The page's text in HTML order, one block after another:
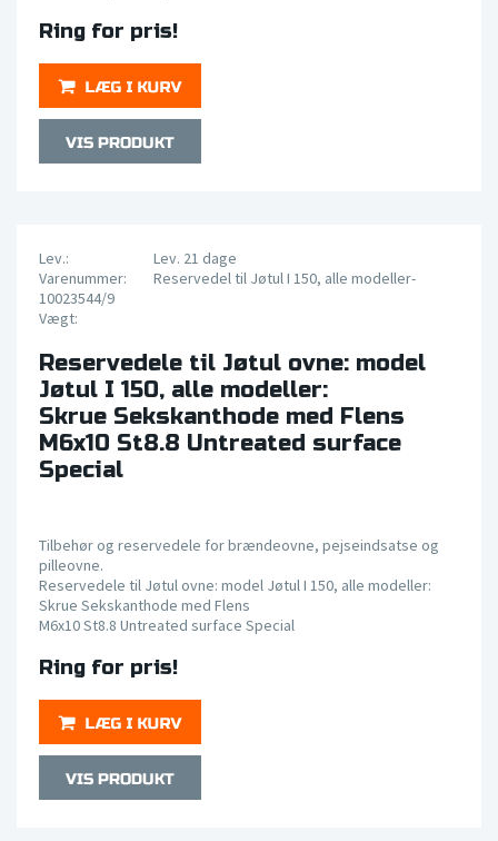
Ring for pris!
Lev.:
Lev. 21 dage
Varenummer:
Reservedel til Jøtul I 150, alle modeller-
10023544/9
Vægt:
Reservedele til Jøtul ovne: model
Jøtul I 150, alle modeller:
Skrue Sekskanthode med Flens
M6x10 St8.8 Untreated surface
Special
Tilbehør og reservedele for brændeovne, pejseindsatse og
pilleovne.
Reservedele til Jøtul ovne: model Jøtul I 150, alle modeller:
Skrue Sekskanthode med Flens
M6x10 St8.8 Untreated surface Special
Ring for pris!